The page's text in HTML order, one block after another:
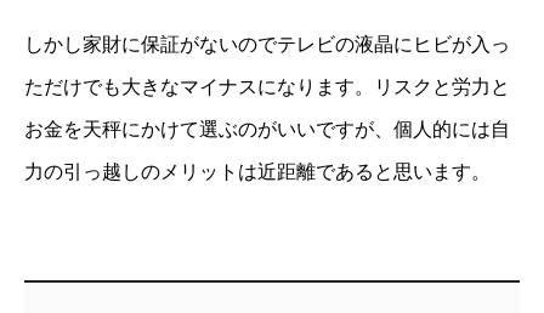
しかし家財に保証がないのでテレビの液晶にヒビが入っ
ただけでも大きなマイナスになります。リスクと労力と
お金を天秤にかけて選ぶのがいいですが、個人的には自
力の引っ越しのメリットは近距離であると思います。